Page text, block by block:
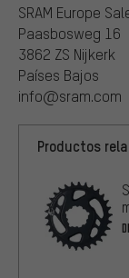
SRAM Europe
Paasbosweg 16
3862 ZS Nijkerk
Países Bajos
info@sram.com
Productos